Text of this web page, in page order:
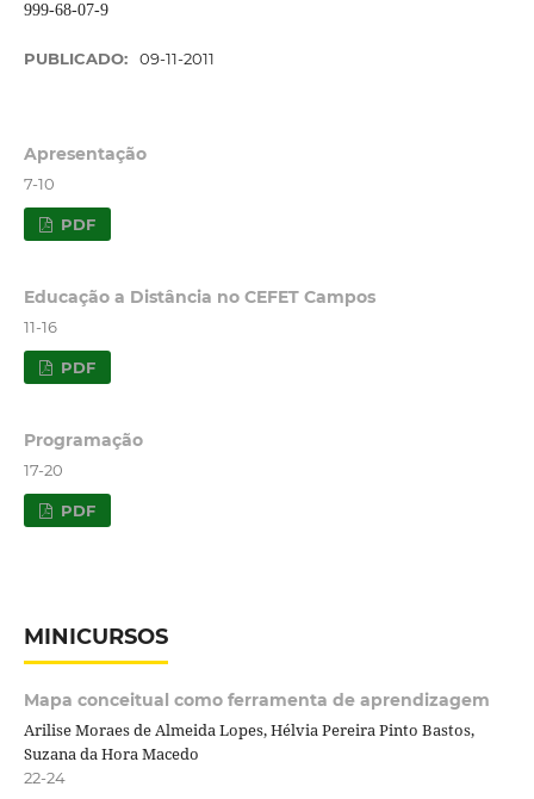
999-68-07-9
PUBLICADO: 09-11-2011
Apresentação
7-10
PDF
Educação a Distância no CEFET Campos
11-16
PDF
Programação
17-20
PDF
MINICURSOS
Mapa conceitual como ferramenta de aprendizagem
Arilise Moraes de Almeida Lopes, Hélvia Pereira Pinto Bastos,
Suzana da Hora Macedo
22-24